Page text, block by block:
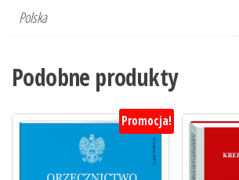
Polska
Podobne produkty
Promocja!